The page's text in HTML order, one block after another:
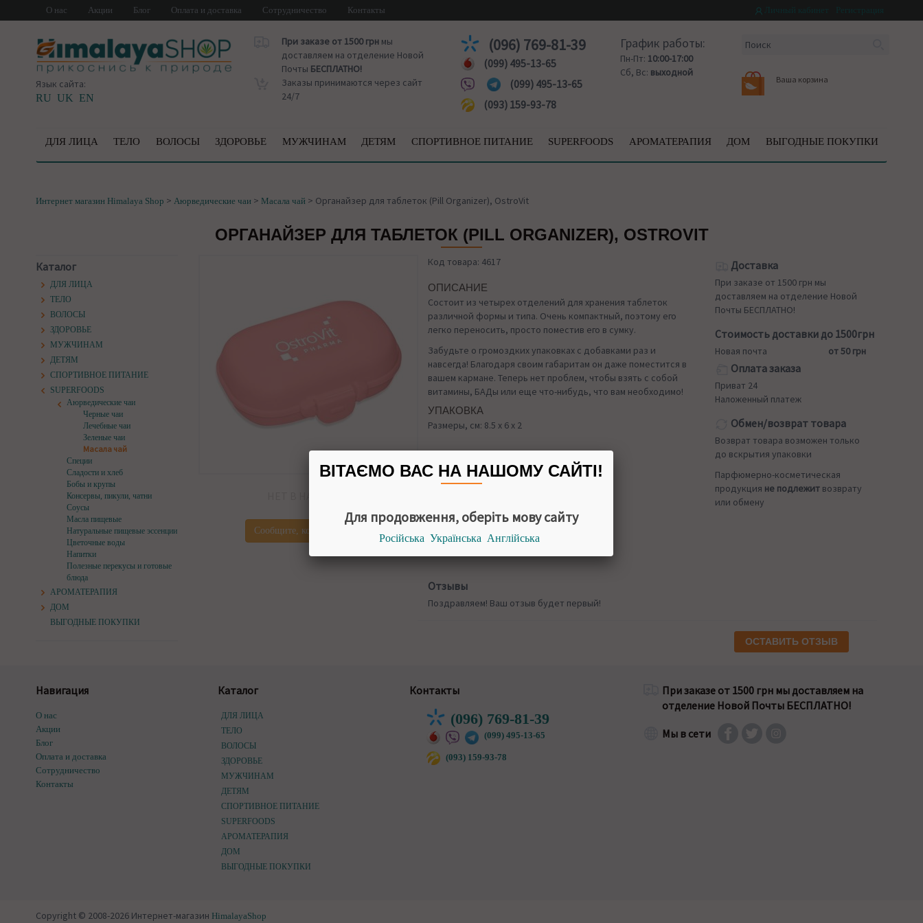
О нас Акции Блог Оплата и доставка Сотрудничество Контакты
Язык сайта:
RU UK EN
При заказе от 1500 грнмы
доставляем на отделение Новой
Почты БЕСПЛАТНО!
Заказы принимаются через сайт
24/7
(096) 769-81-39
(099) 495-13-65
(099) 495-13-65
(093) 159-93-78
График работы:
Пн-Пт: 10:00-17:00
Сб, Вс: выходной
Ваша корзина
ДЛЯ ЛИЦА ТЕЛО ВОЛОСЫ ЗДОРОВЬЕ МУЖЧИНАМ ДЕТЯМ СПОРТИВНОЕ ПИТАНИЕ SUPERFOODS АРОМАТЕРАПИЯ ДОМ ВЫГОДНЫЕ ПОКУПКИ
Интернет магазин Himalaya Shop > Аюрведические чаи > Масала чай > Органайзер для таблеток (Pill Organizer), OstroVit
ОРГАНАЙЗЕР ДЛЯ ТАБЛЕТОК (PILL ORGANIZER), OSTROVIT
Каталог
ДЛЯ ЛИЦА
ТЕЛО
ВОЛОСЫ
ЗДОРОВЬЕ
МУЖЧИНАМ
ДЕТЯМ
СПОРТИВНОЕ ПИТАНИЕ
SUPERFOODS
Аюрведические чаи
Черные чаи
Лечебные чаи
Зеленые чаи
Масала чай
Специи
Сладости и хлеб
Бобы и крупы
Консервы, пикули, чатни
Соусы
Масла пищевые
Натуральные пищевые эссенции
Цветочные воды
Напитки
Полезные перекусы и готовые
блюда
АРОМАТЕРАПИЯ
ДОМ
ВЫГОДНЫЕ ПОКУПКИ
Сообщите, когда появится
Код товара: 4617
ОПИСАНИЕ
Состоит из четырех отделений для хранения таблеток
различной формы и типа. Очень компактный, поэтому его
легко переносить, просто поместив его в сумку.
Забудьте о громоздких упаковках с добавками раз и
навсегда! Благодаря своим габаритам он даже поместится в
вашем кармане. Теперь нет проблем, чтобы взять с собой
витамины, БАДы или еще что-нибудь, что вам необходимо!
УПАКОВКА
Размеры, см: 8.5 x 6 x 2
Доставка
При заказе от 1500 грн мы
доставляем на отделение Новой
Почты БЕСПЛАТНО!
Стоимость доставки до 1500грн
Новая почта от 50 грн
Оплата заказа
Приват 24
Наложенный платеж
Обмен/возврат товара
Возврат товара возможен только
до вскрытия упаковки
Парфюмерно-косметическая
продукция не подлежит возврату
или обмену
Отзывы
Поздравляем! Ваш отзыв будет первый!
ОСТАВИТЬ ОТЗЫВ
Навигация
О нас
Акции
Блог
Оплата и доставка
Сотрудничество
Контакты
Каталог
ДЛЯ ЛИЦА
ТЕЛО
ВОЛОСЫ
ЗДОРОВЬЕ
МУЖЧИНАМ
ДЕТЯМ
СПОРТИВНОЕ ПИТАНИЕ
SUPERFOODS
АРОМАТЕРАПИЯ
ДОМ
ВЫГОДНЫЕ ПОКУПКИ
Контакты
(096) 769-81-39
(099) 495-13-65
(093) 159-93-78
При заказе от 1500 грн мы доставляем на
отделение Новой Почты БЕСПЛАТНО!
Мы в сети
Copyright © 2008-2026 Интернет-магазин HimalayaShop
ВІТАЄМО ВАС НА НАШОМУ САЙТІ!
Для продовження, оберіть мову сайту
Російська Українська Англійська